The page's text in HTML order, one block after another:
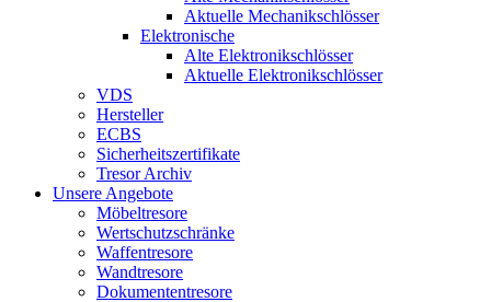
Aktuelle Mechanikschlösser
Elektronische
Alte Elektronikschlösser
Aktuelle Elektronikschlösser
VDS
Hersteller
ECBS
Sicherheitszertifikate
Tresor Archiv
Unsere Angebote
Möbeltresore
Wertschutzschränke
Waffentresore
Wandtresore
Dokumententresore